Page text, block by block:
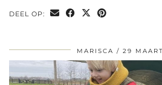
DEEL OP:
MARISCA 29